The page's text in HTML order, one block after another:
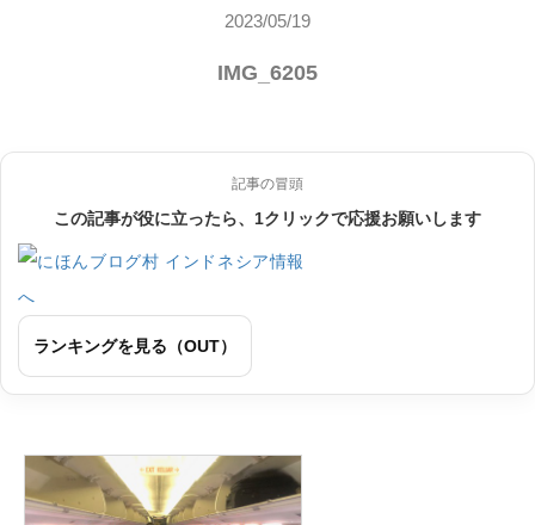
2023/05/19
IMG_6205
記事の冒頭
この記事が役に立ったら、1クリックで応援お願いします
ランキングを見る（OUT）